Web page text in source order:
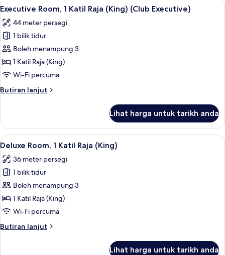
Executive)
Katil
(Single)
(Club
Lihat
semua
foto
untuk
Executive
Room,
1
Raja
Executive)
10
Executive Room, 1 Katil Raja (King) (Club Executive)
44 meter persegi
1 bilik tidur
Boleh menampung 3
1 Katil Raja (King)
Wi-Fi percuma
Butiran lanjut
Butiran
Room,
Katil
(King)
(Club
Lihat harga untuk tarikh anda
Lihat
semua
foto
untuk
Deluxe
Room,
1
Raja
Bar mini, peti besi dalam bilik, meja,
11
Deluxe Room, 1 Katil Raja (King)
36 meter persegi
1 bilik tidur
Boleh menampung 3
1 Katil Raja (King)
Wi-Fi percuma
Butiran lanjut
Butiran
Lihat harga untuk tarikh anda